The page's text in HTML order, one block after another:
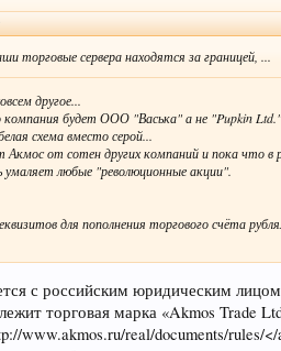
торговые сервера находятся за границей, ...
другое...
компания будет ООО "Васька" а не "Pupkin Ltd."
схема вместо серой...
от сотен других компаний и пока что в
умаляет любые "революционные акции".
для пополнения торгового счёта
с российским юридическим
торговая марка «Akmos Trade
www.akmos.ru/real/documents/rules/</